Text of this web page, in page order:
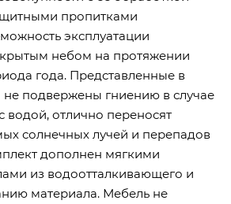
пропитками
эксплуатации
небом на протяжении
года. Представленные в
подвержены гниению в случае
водой, отлично переносят
солнечных лучей и перепадов
дополнен мягкими
из водоотталкивающего и
материала. Мебель не